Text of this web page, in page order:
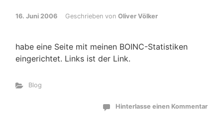
16. Juni 2006 Geschrieben von Oliver Völker
habe eine Seite mit meinen BOINC-Statistiken
eingerichtet. Links ist der Link.
Blog
Hinterlasse einen Kommentar